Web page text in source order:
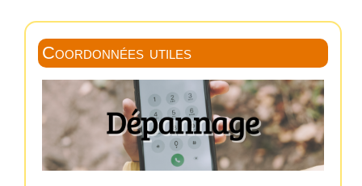
Coordonnées utiles